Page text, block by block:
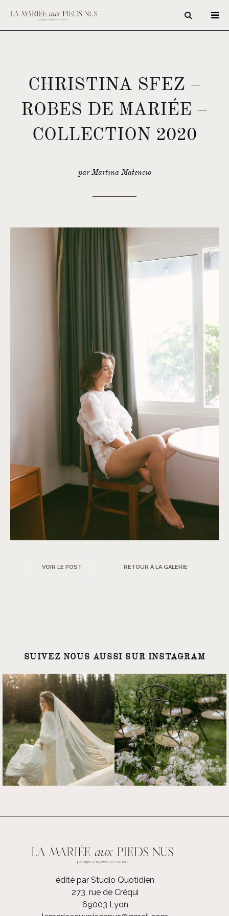
CHRISTINA SFEZ –
ROBES DE MARIÉE –
COLLECTION 2020
par Martina Matencio
VOIR LE POST RETOUR À LA GALERIE
SUIVEZ NOUS AUSSI SUR INSTAGRAM
édité par Studio Quotidien
273, rue de Créqui
69003 Lyon